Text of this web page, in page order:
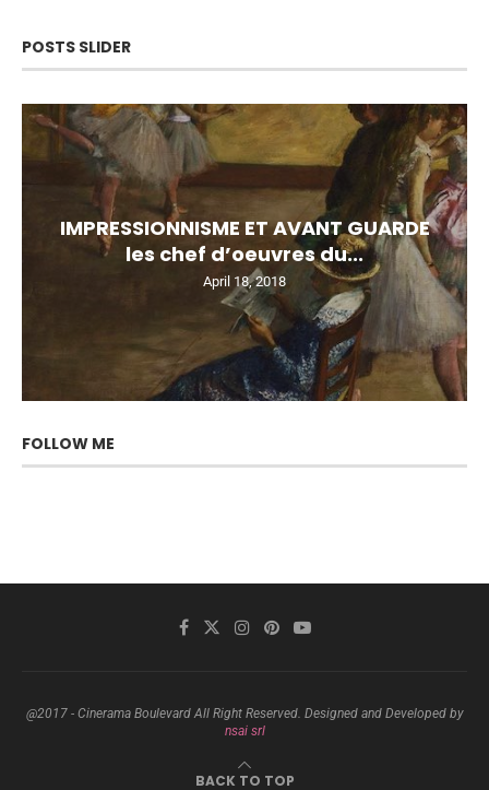
POSTS SLIDER
IMPRESSIONNISME ET AVANT GUARDE
les chef d’oeuvres du...
April 18, 2018
FOLLOW ME
@2017 - Cinerama Boulevard All Right Reserved. Designed and Developed by
nsai srl
BACK TO TOP